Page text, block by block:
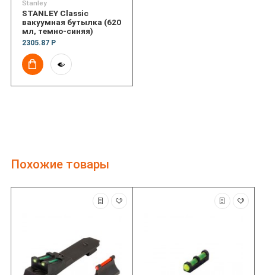
Stanley
STANLEY Classic
вакуумная бутылка (620
мл, темно-синяя)
2305.87 Р
Похожие товары